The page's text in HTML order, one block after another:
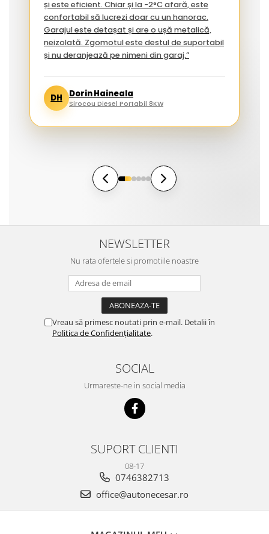
și este eficient. Chiar și la -2°C afară, este
confortabil să lucrezi doar cu un hanorac.
Garajul este detașat și are o ușă metalică,
neizolată. Zgomotul este destul de suportabil
și nu deranjează pe nimeni din garaj.”
DH Dorin Haineala
Sirocou Diesel Portabil 8KW
NEWSLETTER
Nu rata ofertele si promotiile noastre
Vreau să primesc noutati prin e-mail. Detalii în
Politica de Confidențialitate.
SOCIAL
Urmareste-ne in social media
SUPORT CLIENTI
08-17
0746382713
office@autonecesar.ro